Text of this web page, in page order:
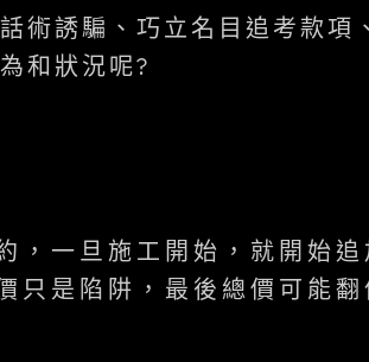
術誘騙、巧立名目追考款
和狀況呢?
，一旦施工開始，就開始
只是陷阱，最後總價可能翻